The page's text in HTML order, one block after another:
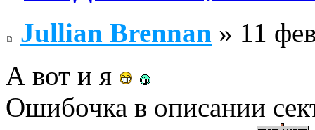
Jullian Brennan » 11
А вот и я
Ошибочка в описании